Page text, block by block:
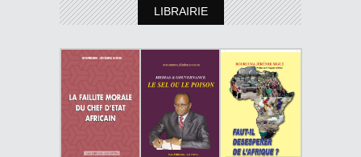
LIBRAIRIE